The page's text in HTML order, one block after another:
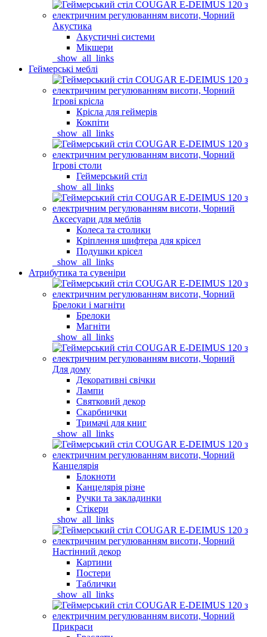
Акустика
Акустичні системи
Мікшери
_show_all_links
Геймерські меблі
Ігрові крісла
Крісла для геймерів
Кокпіти
_show_all_links
Ігрові столи
Геймерський стіл
_show_all_links
Аксесуари для меблів
Колеса та столики
Кріплення шифтера для крісел
Подушки крісел
_show_all_links
Атрибутика та сувеніри
Брелоки і магніти
Брелоки
Магніти
_show_all_links
Для дому
Декоративні свічки
Лампи
Святковий декор
Скарбнички
Тримачі для книг
_show_all_links
Канцелярія
Блокноти
Канцелярія різне
Ручки та закладинки
Стікери
_show_all_links
Настінний декор
Картини
Постери
Таблички
_show_all_links
Прикраси